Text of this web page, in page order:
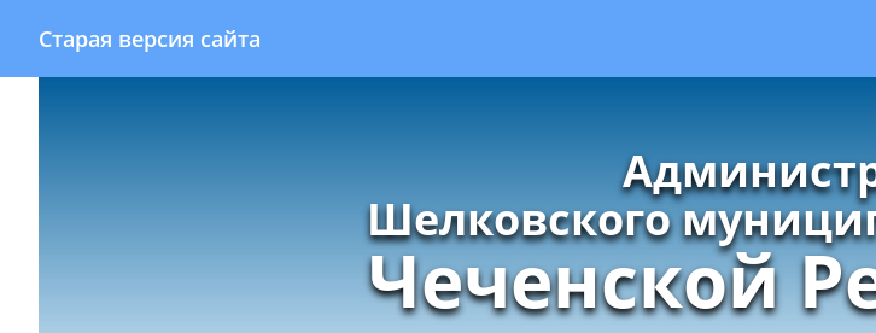
Старая версия сайта
Шелковского
Чеченской